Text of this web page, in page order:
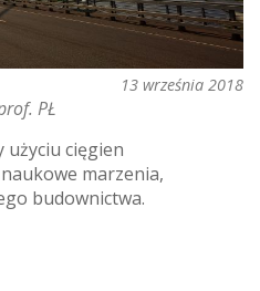
13 września 2018
PŁ
cięgien
marzenia,
budownictwa.